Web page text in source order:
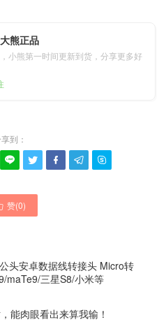
熊正品
小熊第一时间更新到货，分享更多好
到：
    
赞(0)
头安卓数据线转接头 Micro转
maTe9/三星S8/小米等
能肉眼看出来算我输！